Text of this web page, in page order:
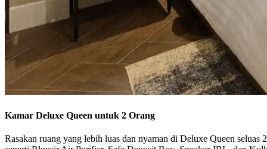
Kamar Deluxe Queen untuk 2 Orang
Rasakan ruang yang lebih luas dan nyaman di Deluxe Queen